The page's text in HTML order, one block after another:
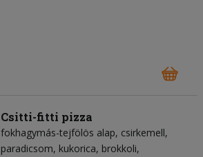
Csitti-fitti pizza
fokhagymás-tejfölös alap csirkemell
paradicsom kukorica brokkoli